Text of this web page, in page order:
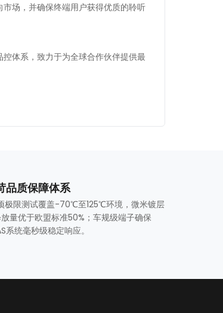
场，并确保终端用户获得优质的聆听
体系，致力于为全球合作伙伴提供最
品质保障体系
极限测试覆盖-70℃至125℃环境，微米镀层
量优于欧盟标准50%；车规级端子确保
系统毫秒级稳定响应。